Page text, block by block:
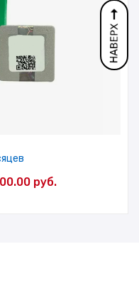
руб.Текущая